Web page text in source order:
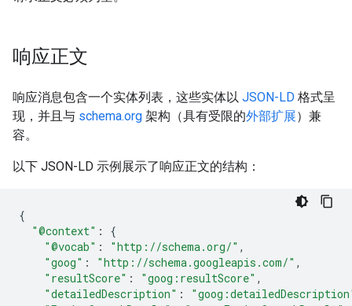
响应正文
响应消息包含一个实体列表，这些实体以 JSON-LD 格式呈
现，并且与 schema.org 架构（具有受限的外部扩展）兼
容。
以下 JSON-LD 示例展示了响应正文的结构：
{
"@context" :
{
"@vocab" : "http://schema.org/" ,
"goog" : "http://schema.googleapis.com/" ,
"resultScore" : "goog:resultScore" ,
"detailedDescription" :